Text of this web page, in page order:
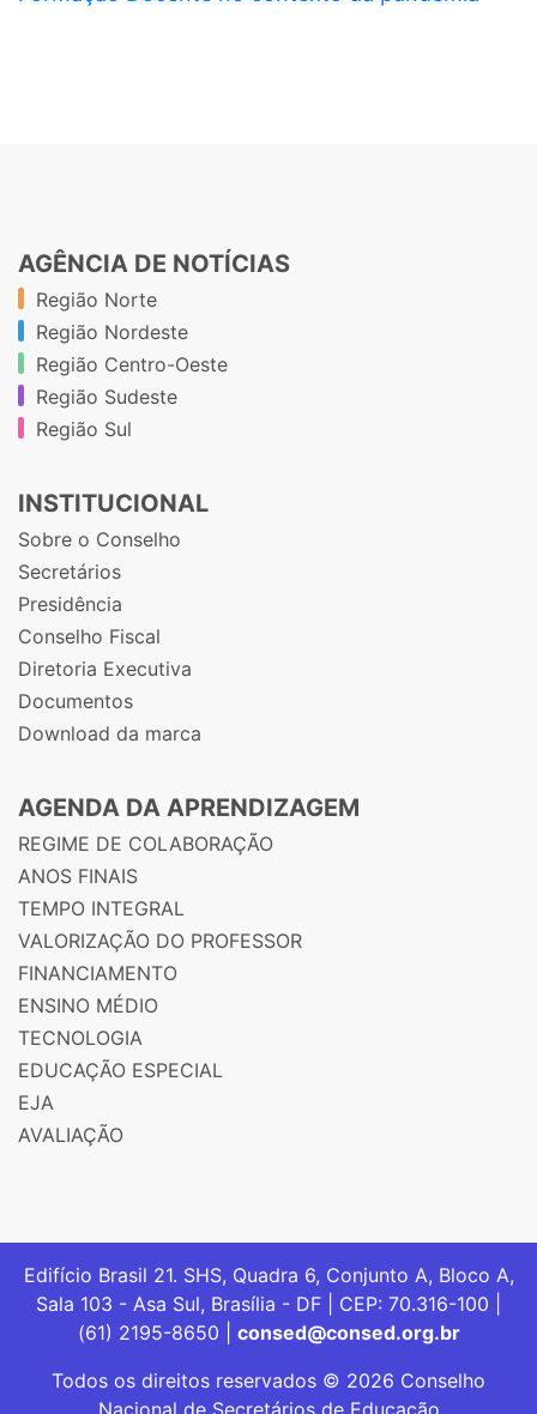
AGÊNCIA DE NOTÍCIAS
Região Norte
Região Nordeste
Região Centro-Oeste
Região Sudeste
Região Sul
INSTITUCIONAL
Sobre o Conselho
Secretários
Presidência
Conselho Fiscal
Diretoria Executiva
Documentos
Download da marca
AGENDA DA APRENDIZAGEM
REGIME DE COLABORAÇÃO
ANOS FINAIS
TEMPO INTEGRAL
VALORIZAÇÃO DO PROFESSOR
FINANCIAMENTO
ENSINO MÉDIO
TECNOLOGIA
EDUCAÇÃO ESPECIAL
EJA
AVALIAÇÃO
Edifício Brasil 21. SHS, Quadra 6, Conjunto A, Bloco A,
Sala 103 - Asa Sul, Brasília - DF | CEP: 70.316-100 |
(61) 2195-8650 | consed@consed.org.br
Todos os direitos reservados © 2026 Conselho
Nacional de Secretários de Educação